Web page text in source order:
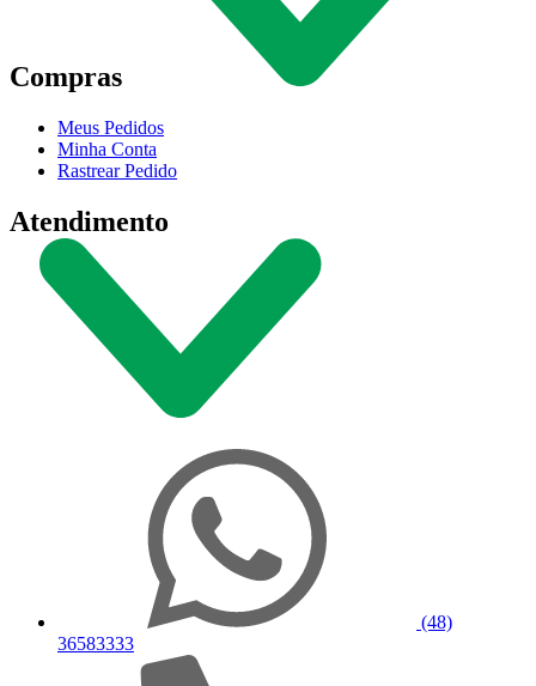
Compras
Meus Pedidos
Minha Conta
Rastrear Pedido
Atendimento
(48)
36583333